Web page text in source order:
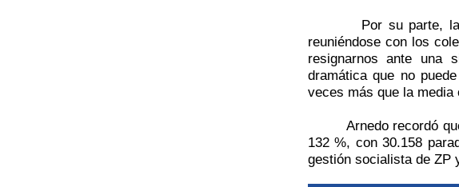
Por su parte,
reuniéndose con los
resignarnos ante una
dramática que no
veces más que la media
Arnedo recordó
132 %, con 30.158
gestión socialista de ZP